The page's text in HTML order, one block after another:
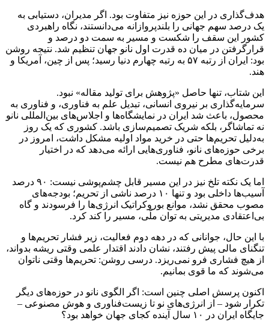
هدف‌گذاری در این حوزه نیز متفاوت بود. اگر مدیران، دستیابی به
یک درصد سهم جهانی را بلندپروازانه می‌دانستند، نگاه راهبردی
کشور این سقف را شکست و مسیر به سمت دو درصد و
قرارگرفتن در میان ده قدرت اول نانو جهان تنظیم شد. نتیجه روشن
بود: ایران از رتبه ۵۷ به رتبه چهارم دنیا رسید؛ پس از چین، آمریکا و
هند.
این شتاب، تنها حاصل «پژوهش برای تولید مقاله» نبود.
سرمایه‌گذاری بر نیروی انسانی، تبدیل علم به فناوری، و فناوری به
محصول، باعث شد ایران در نمایشگاه‌ها و اجلاس‌های بین‌المللی نانو
نه تماشاگر، بلکه شریک تصمیم‌سازی باشد. کشوری که یک روز
به‌دلیل تحریم‌ها حتی در خرید مواد اولیه مشکل داشت، امروز در
برخی حوزه‌های نانو، فناوری‌هایی ارائه می‌دهد که در اختیار
قدرت‌های مطرح هم نیست.
اما یک نکته تلخ نیز در این مسیر قابل چشم‌پوشی نیست: ۹۰ درصد
آسیب‌ها داخلی بود و تنها ۱۰ درصد ناشی از تحریم؛ بودجه‌های
مصوب محقق نشد، موانع بوروکراتیک انرژی‌ها را فرسودند و گاه
بی‌اعتقادی مدیریتی به توان ملّی، مسیر را کند کرد.
با این حال، جوانانی که در دهه دوم فعالیت، زیر فشار تحریم‌ها و
تنگنای مالی پیش رفتند، نشان دادند اقتدار علمی وقتی ریشه بدواند،
از هیچ فشاری فرو نمی‌ریزد. درسی روشن: تحریم‌ها وقتی ناتوان
می‌شوند که ما قوی بمانیم.
اکنون پرسش اصلی چنین است: اگر الگوی نانو در حوزه‌های دیگر
تکرار شود – از انرژی‌های نو تا زیست‌فناوری و هوش مصنوعی –
جایگاه ایران در ۱۰ سال آینده کجای جهان خواهد بود؟